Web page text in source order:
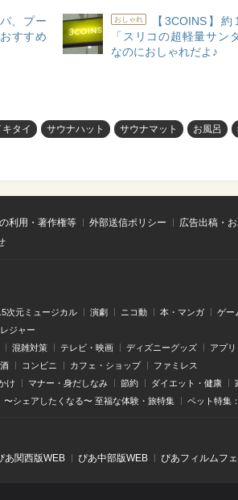
、プー
すすめ
おしゃれ
【3COINS】
「スリコの超軽量サン
なのにおしゃれだよ♪
タイ サウナハット サウナマット お風呂
利用・著作権等 外部送信ポリシー
広告出稿・
次元ミュージカル 演劇 ニコ動 本・マンガ ゲー
ジャー
混雑対策 テレビ・映画 ディズニーグッズ アプ
コンビニ カフェ・ショップ ファミレス
け マナー・身だしなみ 節約 ダイエット・健康
〜シェアしたくなる〜 至福な体験・旅特集 ペット特集
あ関⻄版WEB ぴあ中部版WEB ぴあフィルムフ